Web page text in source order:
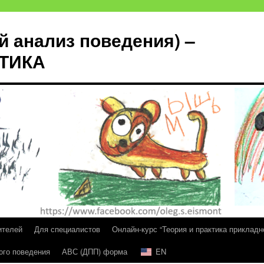
анализ поведения) –
Для специалистов
Онлайн-курс “Теория и практика
поведения АВС (ДПП) форма EN